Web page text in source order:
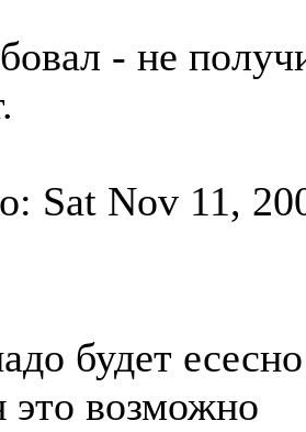
- не
Sat Nov 11,
будет
это возможно